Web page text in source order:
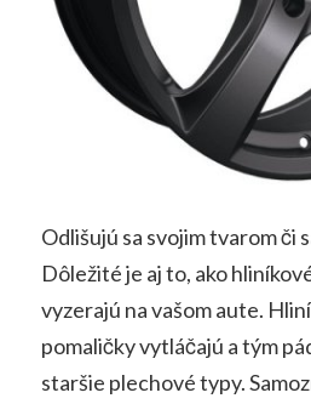
Odlišujú sa svojim tvarom či
Dôležité je aj to, ako
vyzerajú na vašom aute.
pomaličky vytláčajú a tým
staršie plechové typy.